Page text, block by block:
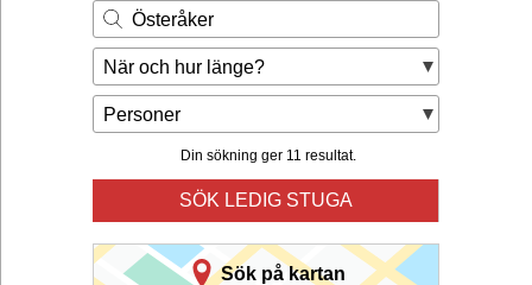
Räkna ut din
hyresintäkt
Österåker
När och hur länge?
Personer
Din sökning ger 11 resultat.
SÖK LEDIG STUGA
Sök på kartan